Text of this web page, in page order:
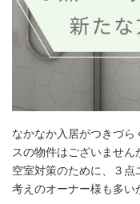
なかなか入居がつきづ
スの物件はございません
空室対策のために、３
考えのオーナー様も多い